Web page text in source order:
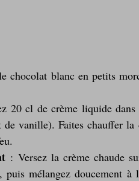
chocolat blanc en petits
20 cl de crème liquide
vanille). Faites chauffer la
: Versez la crème chaude
mélangez doucement à